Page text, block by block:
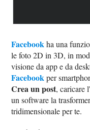
Facebook ha una
le foto 2D in 3D, in
visione da app e da
Facebook per
Crea un post, caricare
un software la
tridimensionale per te.